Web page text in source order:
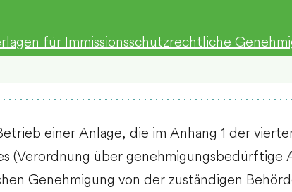
für Immissionsschutzrechtliche
einer Anlage, die im Anhang 1 der
(Verordnung über
Genehmigung von der zuständigen